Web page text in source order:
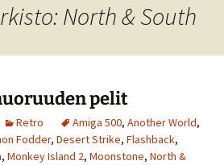
North & South
pelit
Retro Amiga 500, Another World,
Fodder, Desert Strike, Flashback,
, Monkey Island 2, Moonstone, North &